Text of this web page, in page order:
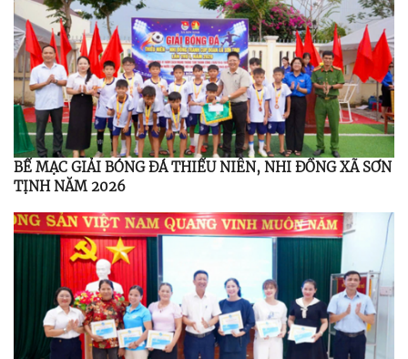
BẾ MẠC GIẢI BÓNG ĐÁ THIẾU NIÊN, NHI ĐỒNG XÃ SƠN
TỊNH NĂM 2026